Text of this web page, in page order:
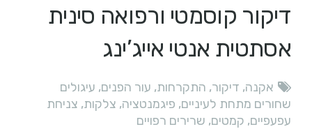
דיקור קוסמטי ורפואה סינית
אסתטית‎ אנטי אייג’ינג
אקנה, דיקור, התקרחות, עור הפנים, עיגולים
שחורים מתחת לעיניים, פיגמנטציה, צלקות, צניחת
עפעפיים, קמטים, שרירים רפויים